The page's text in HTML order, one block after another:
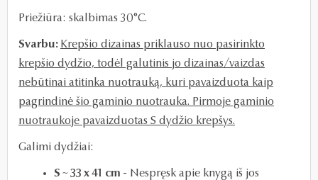
Priežiūra: skalbimas 30°C.
Svarbu: Krepšio dizainas priklauso nuo pasirinkto
krepšio dydžio, todėl galutinis jo dizainas/vaizdas
nebūtinai atitinka nuotrauką, kuri pavaizduota kaip
pagrindinė šio gaminio nuotrauka. Pirmoje gaminio
nuotraukoje pavaizduotas S dydžio krepšys.
Galimi dydžiai:
S ~ 33 x 41 cm - Nespręsk apie knygą iš jos